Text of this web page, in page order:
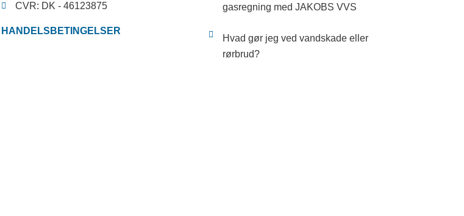
CVR: DK - 46123875
HANDELSBETINGELSER
gasregning med JAKOBS VVS
Hvad gør jeg ved vandskade eller
rørbrud?